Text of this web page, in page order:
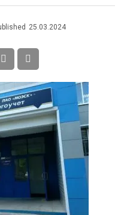
25.03.2024